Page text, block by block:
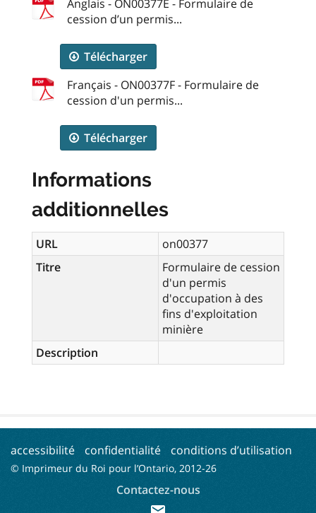
Anglais - ON00377E - Formulaire de
cession d’un permis...
Télécharger
Français - ON00377F - Formulaire de
cession d'un permis...
Télécharger
Informations
additionnelles
URL
on00377
Titre
Formulaire de cession
d'un permis
d'occupation à des
fins d'exploitation
minière
Description
accessibilité confidentialité conditions d’utilisation
© Imprimeur du Roi pour l’Ontario, 2012-26
Contactez-nous